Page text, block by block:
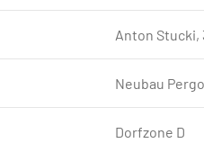
Anton Stucki,
Neubau
Dorfzone D